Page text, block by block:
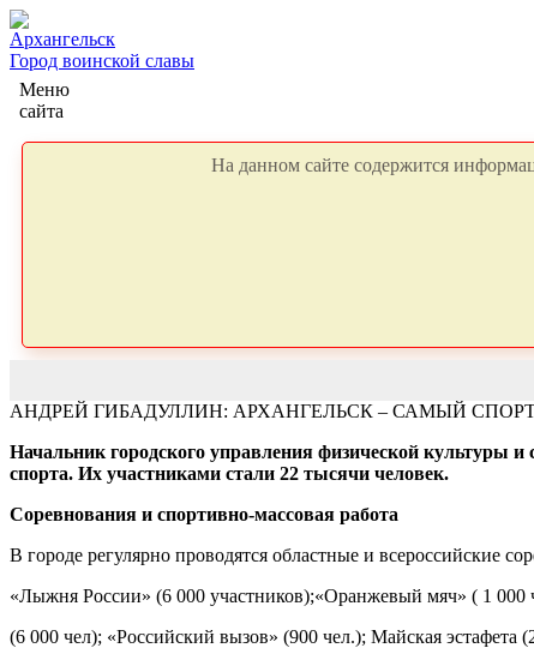
Архангельск
Город воинской славы
Меню
сайта
На данном сайте содержится
АНДРЕЙ ГИБАДУЛЛИН: АРХАНГЕЛЬСК – САМЫЙ
Начальник городского управления физической культуры
спорта. Их участниками стали 22 тысячи человек.
Соревнования и спортивно-массовая работа
В городе регулярно проводятся областные и всероссийские
«Лыжня России» (6 000 участников);«Оранжевый мяч» ( 1 000
(6 000 чел); «Российский вызов» (900 чел.); Майская эстафета